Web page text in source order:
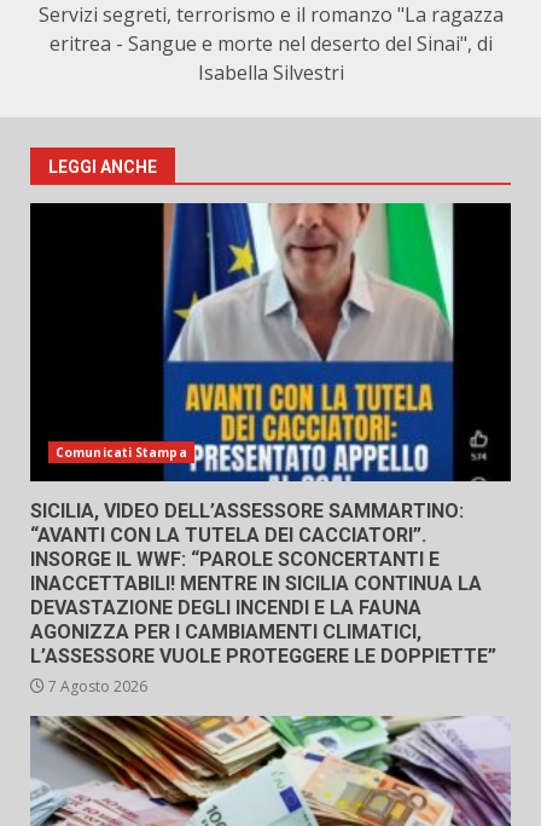
Servizi segreti, terrorismo e il romanzo "La ragazza
eritrea - Sangue e morte nel deserto del Sinai", di
Isabella Silvestri
LEGGI ANCHE
Comunicati Stampa
SICILIA, VIDEO DELL’ASSESSORE SAMMARTINO:
“AVANTI CON LA TUTELA DEI CACCIATORI”.
INSORGE IL WWF: “PAROLE SCONCERTANTI E
INACCETTABILI! MENTRE IN SICILIA CONTINUA LA
DEVASTAZIONE DEGLI INCENDI E LA FAUNA
AGONIZZA PER I CAMBIAMENTI CLIMATICI,
L’ASSESSORE VUOLE PROTEGGERE LE DOPPIETTE”
7 Agosto 2026